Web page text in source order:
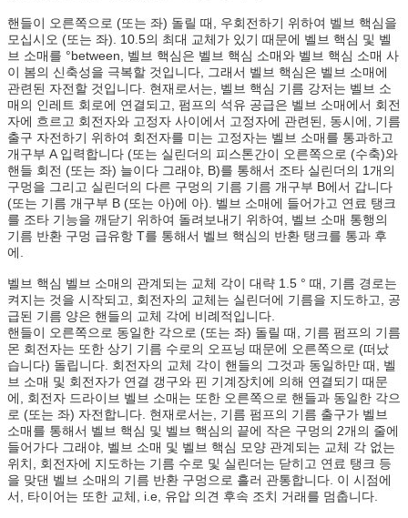
핸들이 오른쪽으로 (또는 좌) 돌릴 때, 우회전하기 위하여 벨브 핵심을
모십시오 (또는 좌). 10.5의 최대 교체가 있기 때문에 벨브 핵심 및 벨
브 소매를 °between, 벨브 핵심은 벨브 핵심 소매와 벨브 핵심 소매 사
이 봄의 신축성을 극복할 것입니다, 그래서 벨브 핵심은 벨브 소매에
관련된 자전할 것입니다. 현재로서는, 벨브 핵심 기름 강저는 벨브 소
매의 인레트 회로에 연결되고, 펌프의 석유 공급은 벨브 소매에서 회전
자에 흐르고 회전자와 고정자 사이에서 고정자에 관련된, 동시에, 기름
출구 자전하기 위하여 회전자를 미는 고정자는 벨브 소매를 통과하고
개구부 A 입력합니다 (또는 실린더의 피스톤간이 오른쪽으로 (수축)와
핸들 회전 (또는 좌) 늘이다 그래야, B)를 통해서 조타 실린더의 1개의
구멍을 그리고 실린더의 다른 구멍의 기름 기름 개구부 B에서 갑니다
(또는 기름 개구부 B (또는 아)에 아). 벨브 소매에 들어가고 연료 탱크
를 조타 기능을 깨닫기 위하여 돌려보내기 위하여, 벨브 소매 통행의
기름 반환 구멍 급유항 T를 통해서 벨브 핵심의 반환 탱크를 통과 후
에.
벨브 핵심 벨브 소매의 관계되는 교체 각이 대략 1.5 ° 때, 기름 경로는
켜지는 것을 시작되고, 회전자의 교체는 실린더에 기름을 지도하고, 공
급된 기름 양은 핸들의 교체 각에 비례적입니다.
핸들이 오른쪽으로 동일한 각으로 (또는 좌) 돌릴 때, 기름 펌프의 기름
몬 회전자는 또한 상기 기름 수로의 오프닝 때문에 오른쪽으로 (떠났
습니다) 돌립니다. 회전자의 교체 각이 핸들의 그것과 동일하만 때, 벨
브 소매 및 회전자가 연결 갱구와 핀 기계장치에 의해 연결되기 때문
에, 회전자 드라이브 벨브 소매는 또한 오른쪽으로 핸들과 동일한 각으
로 (또는 좌) 자전합니다. 현재로서는, 기름 펌프의 기름 출구가 벨브
소매를 통해서 벨브 핵심 및 벨브 핵심의 끝에 작은 구멍의 2개의 줄에
들어가다 그래야, 벨브 소매 및 벨브 핵심 모양 관계되는 교체 각 없는
위치, 회전자에 지도하는 기름 수로 및 실린더는 닫히고 연료 탱크 등
을 맞댄 벨브 소매의 기름 반환 구멍으로 흘러 관통합니다. 이 시점에
서, 타이어는 또한 교체, i.e, 유압 의견 후속 조치 거래를 멈춥니다.